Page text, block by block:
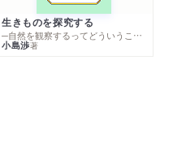
生きものを探究する
─自然を観察するってどういうこと？
小島渉著